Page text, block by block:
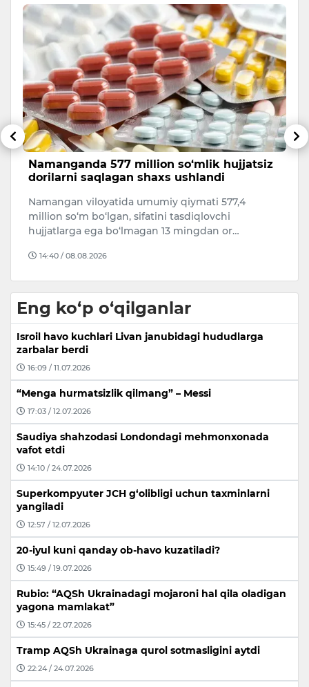
Namanganda 577 million so‘mlik hujjatsiz
dorilarni saqlagan shaxs ushlandi
Namangan viloyatida umumiy qiymati 577,4
million so‘m bo‘lgan, sifatini tasdiqlovchi
hujjatlarga ega bo‘lmagan 13 mingdan or…
14:40 / 08.08.2026
Eng ko‘p o‘qilganlar
Isroil havo kuchlari Livan janubidagi hududlarga
zarbalar berdi
16:09 / 11.07.2026
“Menga hurmatsizlik qilmang” – Messi
17:03 / 12.07.2026
Saudiya shahzodasi Londondagi mehmonxonada
vafot etdi
14:10 / 24.07.2026
Superkompyuter JCH g‘olibligi uchun taxminlarni
yangiladi
12:57 / 12.07.2026
20-iyul kuni qanday ob-havo kuzatiladi?
15:49 / 19.07.2026
Rubio: “AQSh Ukrainadagi mojaroni hal qila oladigan
yagona mamlakat”
15:45 / 22.07.2026
Tramp AQSh Ukrainaga qurol sotmasligini aytdi
22:24 / 24.07.2026